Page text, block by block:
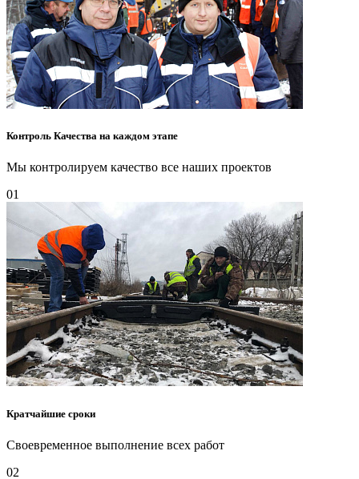
Контроль Качества на каждом этапе
Мы контролируем качество все наших проектов
01
Кратчайшие сроки
Своевременное выполнение всех работ
02